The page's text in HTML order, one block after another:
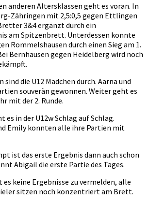
anderen Altersklassen geht es voran. In
Zähringen mit 2,5:0,5 gegen Ettlingen
3&4 ergänzt durch ein
am Spitzenbrett. Unterdessen konnte
Rommelshausen durch einen Sieg am 1.
Bernhausen gegen Heidelberg wird noch
sind die U12 Mädchen durch. Aarna und
souverän gewonnen. Weiter geht es
mit der 2. Runde.
es in der U12w Schlag auf Schlag.
Emily konnten alle ihre Partien mit
ist das erste Ergebnis dann auch schon
Abigail die erste Partie des Tages.
es keine Ergebnisse zu vermelden, alle
sitzen noch konzentriert am Brett.